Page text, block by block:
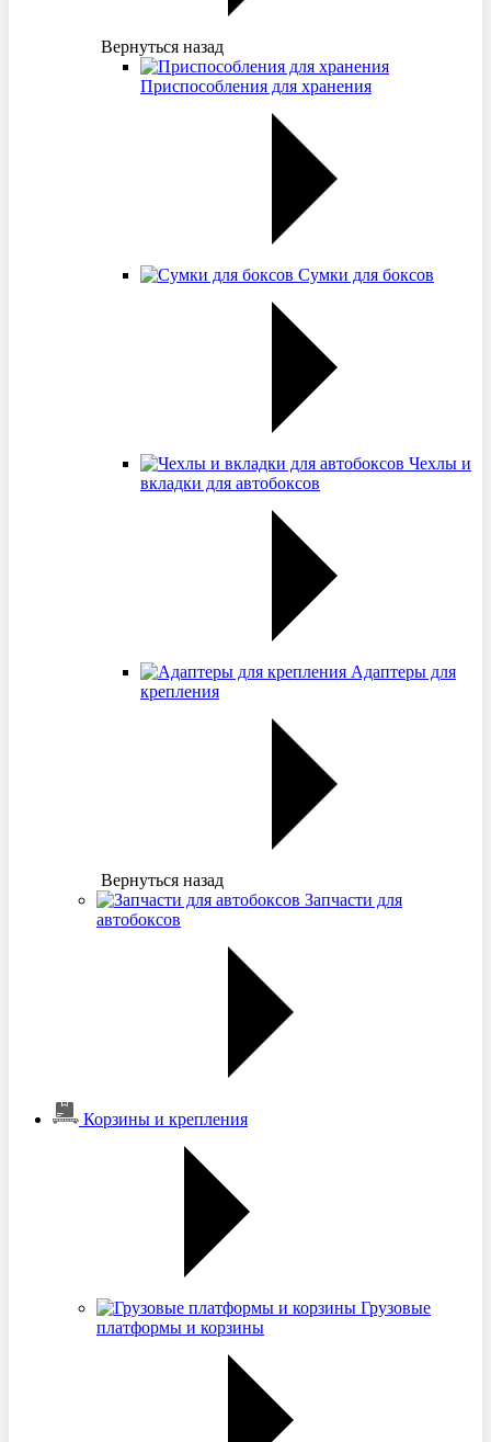
Вернуться назад
Приспособления для хранения
Сумки для боксов
Чехлы и
вкладки для автобоксов
Адаптеры для
крепления
Вернуться назад
Запчасти для
автобоксов
Корзины и крепления
Грузовые
платформы и корзины